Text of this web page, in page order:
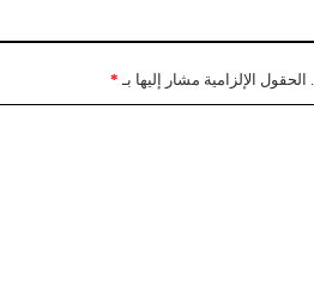
الحقول الإلزامية مشار إليها بـ *